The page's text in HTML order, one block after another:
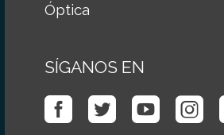
Óptica
SÍGANOS EN